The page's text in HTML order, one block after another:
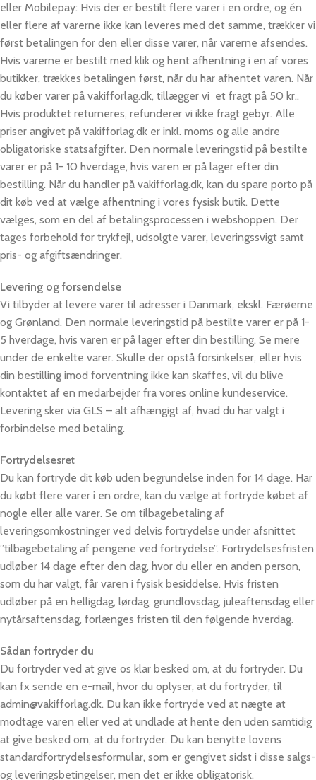
eller Mobilepay: Hvis der er bestilt flere varer i en ordre, og én
eller flere af varerne ikke kan leveres med det samme, trækker vi
først betalingen for den eller disse varer, når varerne afsendes.
Hvis varerne er bestilt med klik og hent afhentning i en af vores
butikker, trækkes betalingen først, når du har afhentet varen. Når
du køber varer på vakifforlag.dk, tillægger vi et fragt på 50 kr..
Hvis produktet returneres, refunderer vi ikke fragt gebyr. Alle
priser angivet på vakifforlag.dk er inkl. moms og alle andre
obligatoriske statsafgifter. Den normale leveringstid på bestilte
varer er på 1- 10 hverdage, hvis varen er på lager efter din
bestilling. Når du handler på vakifforlag.dk, kan du spare porto på
dit køb ved at vælge afhentning i vores fysisk butik. Dette
vælges, som en del af betalingsprocessen i webshoppen. Der
tages forbehold for trykfejl, udsolgte varer, leveringssvigt samt
pris- og afgiftsændringer.
Levering og forsendelse
Vi tilbyder at levere varer til adresser i Danmark, ekskl. Færøerne
og Grønland. Den normale leveringstid på bestilte varer er på 1-
5 hverdage, hvis varen er på lager efter din bestilling. Se mere
under de enkelte varer. Skulle der opstå forsinkelser, eller hvis
din bestilling imod forventning ikke kan skaffes, vil du blive
kontaktet af en medarbejder fra vores online kundeservice.
Levering sker via GLS – alt afhængigt af, hvad du har valgt i
forbindelse med betaling.
Fortrydelsesret
Du kan fortryde dit køb uden begrundelse inden for 14 dage. Har
du købt flere varer i en ordre, kan du vælge at fortryde købet af
nogle eller alle varer. Se om tilbagebetaling af
leveringsomkostninger ved delvis fortrydelse under afsnittet
”tilbagebetaling af pengene ved fortrydelse”. Fortrydelsesfristen
udløber 14 dage efter den dag, hvor du eller en anden person,
som du har valgt, får varen i fysisk besiddelse. Hvis fristen
udløber på en helligdag, lørdag, grundlovsdag, juleaftensdag eller
nytårsaftensdag, forlænges fristen til den følgende hverdag.
Sådan fortryder du
Du fortryder ved at give os klar besked om, at du fortryder. Du
kan fx sende en e-mail, hvor du oplyser, at du fortryder, til
admin@vakifforlag.dk. Du kan ikke fortryde ved at nægte at
modtage varen eller ved at undlade at hente den uden samtidig
at give besked om, at du fortryder. Du kan benytte lovens
standardfortrydelsesformular, som er gengivet sidst i disse salgs-
og leveringsbetingelser, men det er ikke obligatorisk.